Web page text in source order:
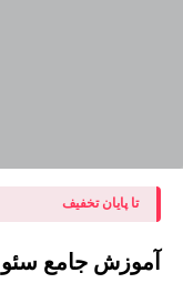
تا پایان تخفیف
آموزش جامع